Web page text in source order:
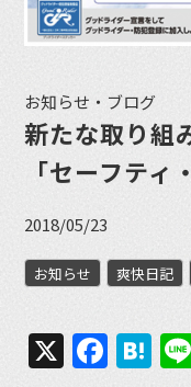
お知らせ・ブログ
新たな取り組
「セーフティ
2018/05/23
お知らせ 爽快日記
X